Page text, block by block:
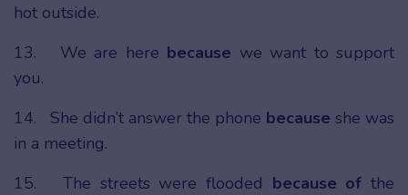
hot outside.
13. We are here because we want to support
you.
14. She didn’t answer the phone because she was
in a meeting.
15. The streets were flooded because of the